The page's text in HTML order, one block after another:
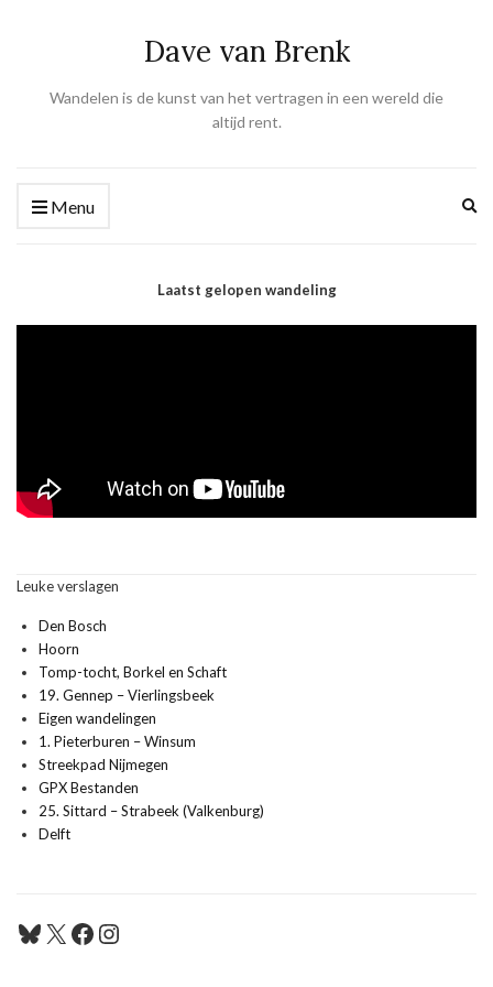
Dave van Brenk
Wandelen is de kunst van het vertragen in een wereld die
altijd rent.
Menu
Laatst gelopen wandeling
Leuke verslagen
Den Bosch
Hoorn
Tomp-tocht, Borkel en Schaft
19. Gennep – Vierlingsbeek
Eigen wandelingen
1. Pieterburen – Winsum
Streekpad Nijmegen
GPX Bestanden
25. Sittard – Strabeek (Valkenburg)
Delft
Bluesky
X Facebook
Instagram